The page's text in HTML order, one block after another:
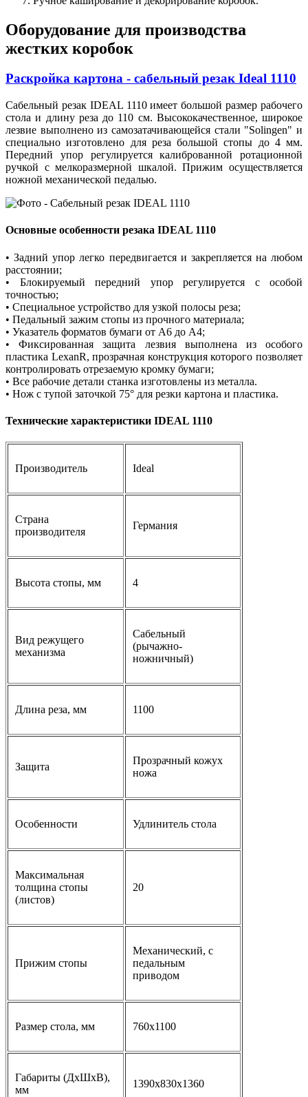
Оборудование для производства
жестких коробок
Раскройка картона - сабельный резак Ideal 1110
Сабельный резак IDEAL 1110 имеет большой размер рабочего
стола и длину реза до 110 см. Высококачественное, широкое
лезвие выполнено из самозатачивающейся стали "Solingen" и
специально изготовлено для реза большой стопы до 4 мм.
Передний упор регулируется калиброванной ротационной
ручкой с мелкоразмерной шкалой. Прижим осуществляется
ножной механической педалью.
Основные особенности резака IDEAL 1110
• Задний упор легко передвигается и закрепляется на любом
расстоянии;
• Блокируемый передний упор регулируется с особой
точностью;
• Специальное устройство для узкой полосы реза;
• Педальный зажим стопы из прочного материала;
• Указатель форматов бумаги от А6 до А4;
• Фиксированная защита лезвия выполнена из особого
пластика LexanR, прозрачная конструкция которого позволяет
контролировать отрезаемую кромку бумаги;
• Все рабочие детали станка изготовлены из металла.
• Нож с тупой заточкой 75° для резки картона и пластика.
Технические характеристики IDEAL 1110
Производитель Ideal
Страна
производителя
Германия
Высота стопы, мм 4
Вид режущего
механизма
Сабельный
(рычажно-
ножничный)
Длина реза, мм 1100
Защита
Прозрачный кожух
ножа
Особенности Удлинитель стола
Максимальная
толщина стопы
(листов)
20
Прижим стопы
Механический, с
педальным
приводом
Размер стола, мм 760х1100
Габариты (ДхШхВ),
мм
1390х830х1360